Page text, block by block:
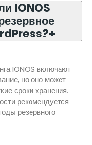
IONOS
+
IONOS включают
но оно может
сроки хранения.
рекомендуется
резервного